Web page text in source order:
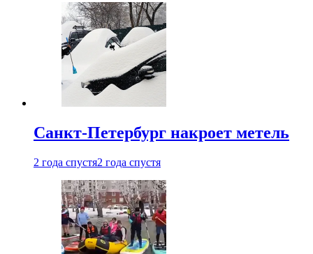
Санкт-Петербург накроет метель
2 года спустя2 года спустя